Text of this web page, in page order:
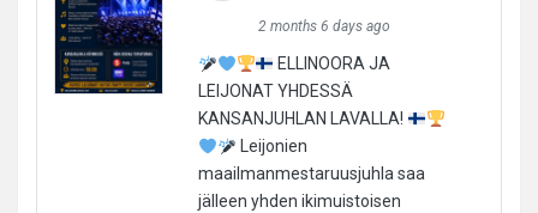
2 months 6 days ago
ELLINOORA JA
LEIJONAT YHDESSÄ
KANSANJUHLAN LAVALLA!
Leijonien
maailmanmestaruusjuhla saa
jälleen yhden ikimuistoisen